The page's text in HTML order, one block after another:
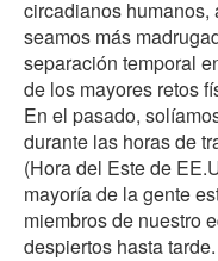
circadianos
seamos más
separación temporal
de los mayores retos
En el pasado,
durante las horas de
(Hora del Este de
mayoría de la gente
miembros de nuestro
despiertos hasta tarde.